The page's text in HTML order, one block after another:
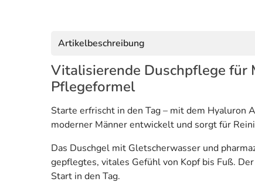
Artikelbeschreibung
Vitalisierende Duschpflege für
Pflegeformel
Starte erfrischt in den Tag – mit dem Hyaluron
moderner Männer entwickelt und sorgt für
Das Duschgel mit Gletscherwasser und
gepflegtes, vitales Gefühl von Kopf bis Fuß.
Start in den Tag.